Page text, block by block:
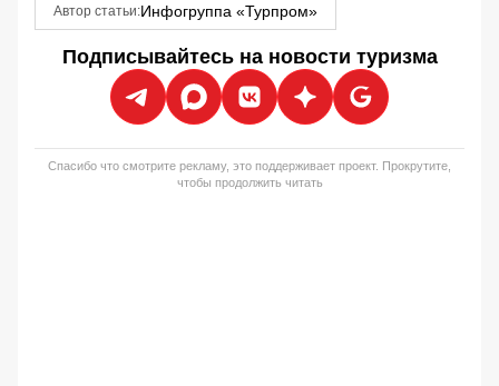
Автор статьи:Инфогруппа «Турпром»
Подписывайтесь на новости туризма
Спасибо что смотрите рекламу, это поддерживает проект. Прокрутите,
чтобы продолжить читать